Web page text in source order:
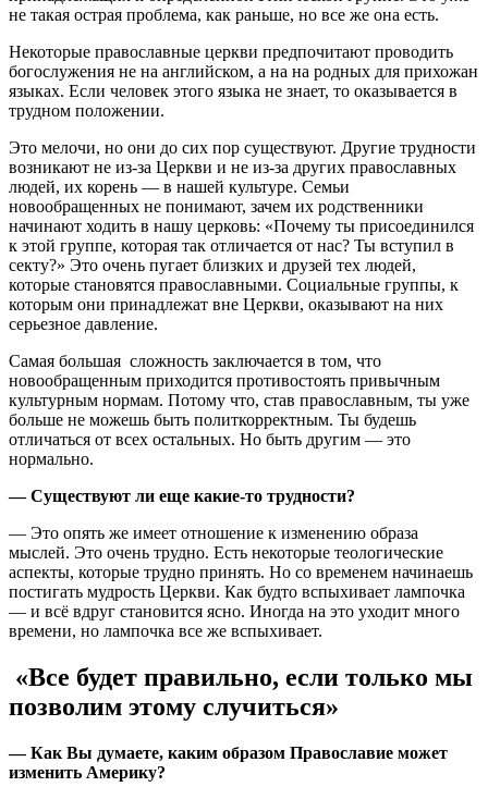
не такая острая проблема, как раньше, но все же она есть.
Некоторые православные церкви предпочитают проводить
богослужения не на английском, а на на родных для прихожан
языках. Если человек этого языка не знает, то оказывается в
трудном положении.
Это мелочи, но они до сих пор существуют. Другие трудности
возникают не из-за Церкви и не из-за других православных
людей, их корень — в нашей культуре. Семьи
новообращенных не понимают, зачем их родственники
начинают ходить в нашу церковь: «Почему ты присоединился
к этой группе, которая так отличается от нас? Ты вступил в
секту?» Это очень пугает близких и друзей тех людей,
которые становятся православными. Социальные группы, к
которым они принадлежат вне Церкви, оказывают на них
серьезное давление.
Самая большая сложность заключается в том, что
новообращенным приходится противостоять привычным
культурным нормам. Потому что, став православным, ты уже
больше не можешь быть политкорректным. Ты будешь
отличаться от всех остальных. Но быть другим — это
нормально.
— Существуют ли еще какие-то трудности?
— Это опять же имеет отношение к изменению образа
мыслей. Это очень трудно. Есть некоторые теологические
аспекты, которые трудно принять. Но со временем начинаешь
постигать мудрость Церкви. Как будто вспыхивает лампочка
— и всё вдруг становится ясно. Иногда на это уходит много
времени, но лампочка все же вспыхивает.
«Все будет правильно, если только мы
позволим этому случиться»
— Как Вы думаете, каким образом Православие может
изменить Америку?